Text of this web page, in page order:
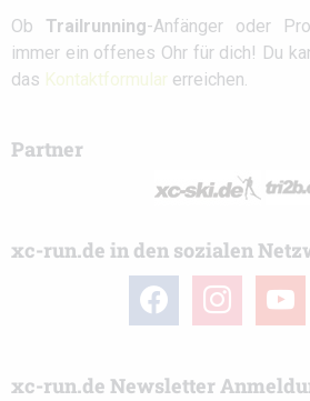
Ob Trailrunning-Anfänger oder
immer ein offenes Ohr für dich! Du
das Kontaktformular erreichen.
Partner
xc-run.de in den sozialen
facebook instagramyoutube
xc-run.de Newsletter